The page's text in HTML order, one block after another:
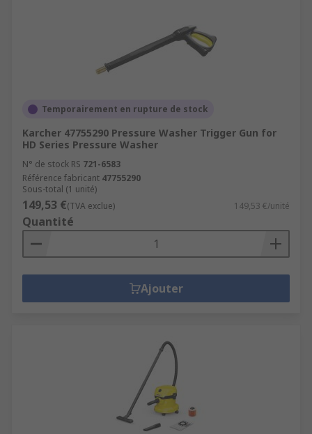
Temporairement en rupture de stock
Karcher 47755290 Pressure Washer Trigger Gun for
HD Series Pressure Washer
N° de stock RS 721-6583
Référence fabricant 47755290
Sous-total (1 unité)
149,53 €(TVA exclue) 149,53 €/unité
Quantité
Ajouter